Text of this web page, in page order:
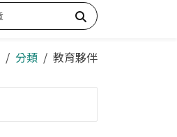
搜尋
分類 教育夥伴